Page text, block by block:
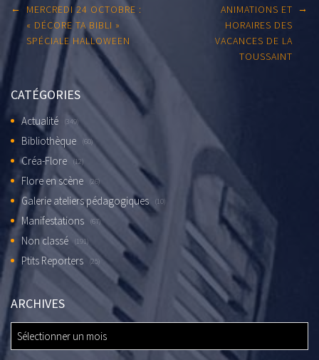
Post
navigation
←
MERCREDI 24 OCTOBRE :
« DÉCORE TA BIBLI »
SPÉCIALE HALLOWEEN
ANIMATIONS ET
HORAIRES DES
VACANCES DE LA
TOUSSAINT
→
CATÉGORIES
Actualité (349)
Bibliothèque (60)
Créa-Flore (12)
Flore en scène (26)
Galerie ateliers pédagogiques (10)
Manifestations (67)
Non classé (191)
Ptits Reporters (25)
ARCHIVES
ARCHIVES